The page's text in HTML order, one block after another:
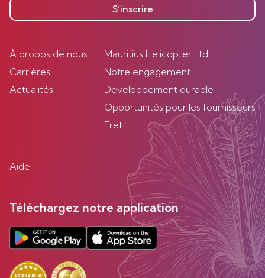
S’inscrire
À propos de nous
Carrières
Actualités
Mauritius Helicopter Ltd
Notre engagement
Developpement durable
Opportunités pour les fournisseurs
Fret
Aide
Téléchargez notre application